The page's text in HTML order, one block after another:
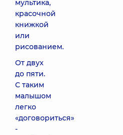
мультика,
красочной
книжкой
или
рисованием.
От двух
до пяти.
С таким
малышом
легко
«договориться»
-